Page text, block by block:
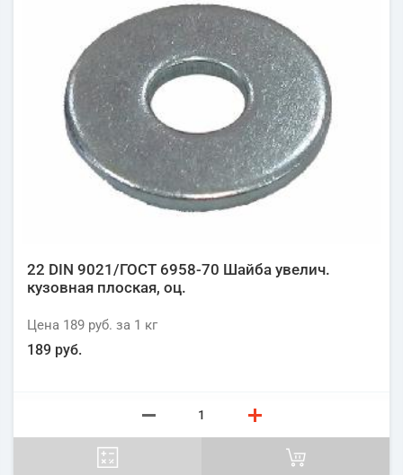
22 DIN 9021/ГОСТ 6958-70 Шайба увелич.
кузовная плоская, оц.
Цена 189 руб. за 1 кг
189 руб.